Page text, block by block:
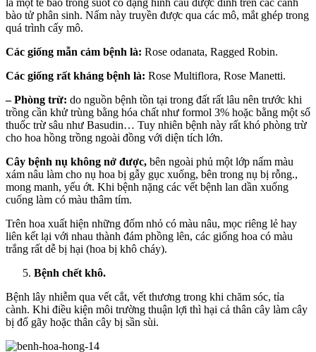
bào tử phân sinh. Nấm này truyền được qua các mô, mắt ghép trong
quá trình cấy mô.
Các giống mẫn cảm bệnh là: Rose odanata, Ragged Robin.
Các giống rất kháng bệnh là: Rose Multiflora, Rose Manetti.
– Phòng trừ: do nguồn bệnh tồn tại trong đất rất lâu nên trước khi
trồng cần khử trùng bằng hóa chất như formol 3% hoặc bằng một số
thuốc trừ sâu như Basudin… Tuy nhiên bệnh này rất khó phòng trừ
cho hoa hồng trồng ngoài đồng với diện tích lớn.
Cây bệnh nụ không nở được, bên ngoài phủ một lớp nấm màu
xám nâu làm cho nụ hoa bị gẫy gục xuống, bên trong nụ bị rỗng.,
mong manh, yếu ớt. Khi bệnh nặng các vết bệnh lan dần xuống
cuống làm có màu thâm tím.
Trên hoa xuất hiện những đốm nhỏ có màu nâu, mọc riêng lẻ hay
liên kết lại với nhau thành đám phồng lên, các giống hoa có màu
trắng rất dễ bị hại (hoa bị khô cháy).
Bệnh chết khô.
Bệnh lây nhiễm qua vết cắt, vết thương trong khi chăm sóc, tỉa
cành. Khi điều kiện môi trường thuận lợi thì hại cả thân cây làm cây
bị đổ gãy hoặc thân cây bị sần sùi.